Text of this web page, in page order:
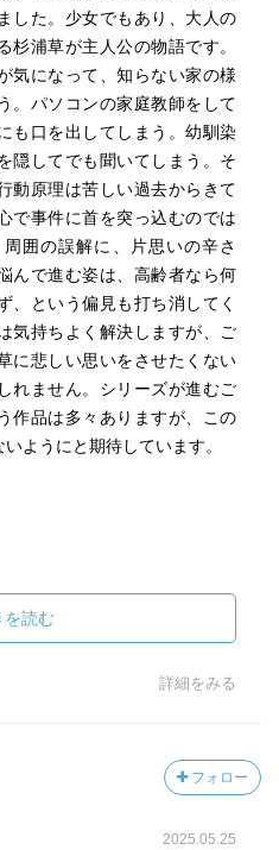
した。少女でもあり、大人の
杉浦草が主人公の物語です。
気になって、知らない家の様
。パソコンの家庭教師をして
も口を出してしまう。幼馴染
隠してでも聞いてしまう。そ
動原理は苦しい過去からきて
で事件に首を突っ込むのでは
囲の誤解に、片思いの辛さ
んで進む姿は、高齢者なら何
、という偏見も打ち消してく
気持ちよく解決しますが、ご
に悲しい思いをさせたくない
れません。シリーズが進むご
作品は多々ありますが、この
ようにと期待しています。
を読む
詳細をみる
フォロー
2025.05.25